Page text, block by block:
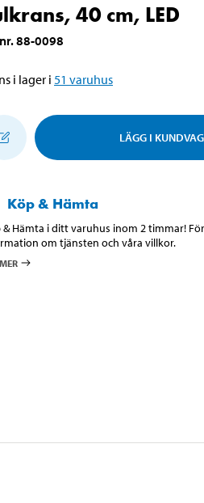
40 cm, LED
.88-0098
i lager i 51 varuhus
LÄGG I
Köp & Hämta
& Hämta i ditt varuhus inom 2 timmar!
om tjänsten och våra villkor.